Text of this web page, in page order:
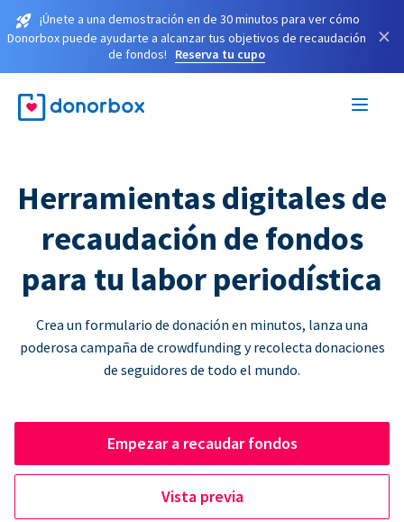
¡Únete a una demostración en de 30 minutos para ver cómo
Donorbox puede ayudarte a alcanzar tus objetivos de recaudación
de fondos!
Reserva tu cupo
×
Herramientas digitales de
recaudación de fondos
para tu labor periodística
Crea un formulario de donación en minutos, lanza una
poderosa campaña de crowdfunding y recolecta donaciones
de seguidores de todo el mundo.
Empezar a recaudar fondos
Vista previa